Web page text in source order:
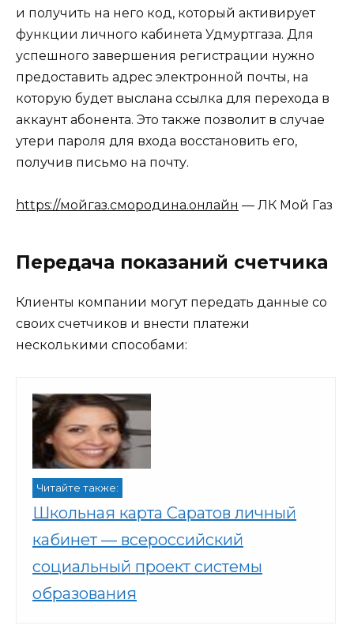
и получить на него код, который активирует
функции личного кабинета Удмуртгаза. Для
успешного завершения регистрации нужно
предоставить адрес электронной почты, на
которую будет выслана ссылка для перехода в
аккаунт абонента. Это также позволит в случае
утери пароля для входа восстановить его,
получив письмо на почту.
https://мойгаз.смородина.онлайн — ЛК Мой Газ
Передача показаний счетчика
Клиенты компании могут передать данные со
своих счетчиков и внести платежи
несколькими способами:
Читайте также:
Школьная карта Саратов личный
кабинет — всероссийский
социальный проект системы
образования